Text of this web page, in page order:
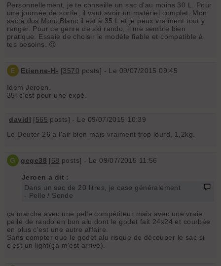
Personnellement, je te conseille un sac d'au moins 30 L. Pour
une journée de sortie, il vaut avoir un matériel complet. Mon
sac à dos Mont Blanc il est à 35 L et je peux vraiment tout y
ranger. Pour ce genre de ski rando, il me semble bien
pratique. Essaie de choisir le modèle fiable et compatible à
tes besoins. 😉
E Etienne-H- [3570 posts] - Le 09/07/2015 09:45
Idem Jeroen.
35l c'est pour une expé.
davidl [565 posts] - Le 09/07/2015 10:39
Le Deuter 26 a l'air bien mais vraiment trop lourd, 1,2kg.
G gege38 [68 posts] - Le 09/07/2015 11:56
Jeroen a dit :
Dans un sac de 20 litres, je case généralement
- Pelle / Sonde
ça marche avec une pelle compétiteur mais avec une vraie
pelle de rando en bon alu dont le godet fait 24x24 et courbée
en plus c'est une autre affaire.
Sans compter que le godet alu risque de découper le sac si
c'est un light(ça m'est arrivé).